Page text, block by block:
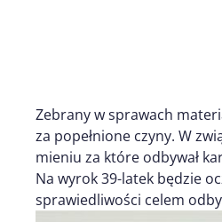
Zebrany w sprawach
za popełnione czyny. W
mieniu za które odbywał
Na wyrok 39-latek będzie
sprawiedliwości celem